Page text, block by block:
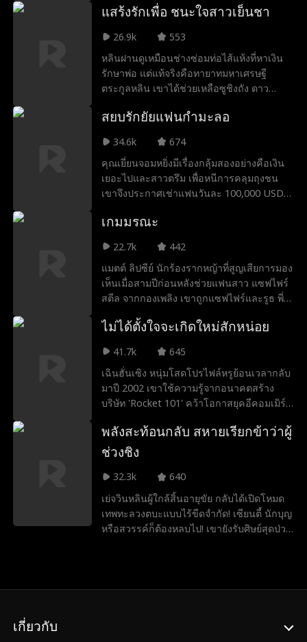
แต่งงานของเพื่อนสนิท Dong เขาตกใจเมื่อ
เลือก Dong เพราะเงิน เชื่อว่า Chen เป็นแค่
คนจน เมื่อเผชิญกับการทรยศจากทั้งเพื่อนและ
คนรัก Guang ตัดสินใจยืนหยัดและแก้แค้นขั้น
สุดยอด
แสร้งรักเพื่อ ชนะใจสาวเย็นชา
26.9k
553
หลินฝานดูเหมือนช่างซ่อมท่อไส้แห้งที่หาเงิน
รักษาพ่อ แต่แท้จริงคือทายาทมหาเศรษฐี
ตระกูลหลิน เขาได้ช่วยเหลือซูชิงถัง ดาว
แกล้งเป็นแฟนกันจนเกิดรักจริง หลินฝานเผย
ทดสอบจากครอบครัวจนผ่านฉลุย สุดท้ายเขา
ขอซูชิงถังแต่งงาน ครองคู่กันอย่างมีความสุข
สยบรักยัยแฟนกำมะลอ
34.6k
674
คุณเยี่ยนจอมหยิ่งมีเรื่องกลุ้มสองอย่างคือเงิน
เยอะไปและสาวตรึม เพื่อหนีการคลุมถุงชน
เขาจึงประกาศเช่าแฟนวันละ 100,000 USD
ราชินีสุดเย็นชาที่ไม่ได้ขัดสนเรื่องเงินให้มา
เยี่ยนลวี่ก็ถูกใช้งานให้ล้างจานทำกับข้าว จน
ค่อยๆ โดนตกและกลายเป็นทาสเมียผู้ซื่อสัตย์
ในที่สุด
เกมมรณะ
22.7k
442
แมตต์ ลิปซีย์ นักร้องรากหญ้าที่สูญเสียการมอง
เห็นเมื่อสามปีก่อนหลังช่วยแฟนสาว แซฟไฟร์
สตีล จากกองเพลิง เขาถูกแซฟไฟร์และรูธ พี่
นีล อาร์โนลด์ ผู้ที่สัญญาว่าจะช่วยเขาเปิดตัว
จากการทรยศนั้น เมื่อได้เกิดใหม่ เขาตั้ง
ปณิธานว่าจะไม่ยอมถูกเอาเปรียบอีก และเริ่ม
ต้นเส้นทางแก้แค้นพร้อมไต่เต้าสู่การเป็นดาว
ดัง
ไม่ได้ตั้งใจจะเกิดใหม่สักหน่อย
41.7k
645
เฉินฮั่นเซิง หนุ่มโสดโปรไฟล์หรูย้อนเวลากลับ
มาปี 2002 เขาใช้ความรู้จากอนาคตสร้าง
บริษัท 'Rocket 101' คว้าโอกาสยุคอีคอมเมิร์ซ
สาวน้อยสมบัติล้ำค่า กับเซียวหรงอวี๋ รักแรกที่
ลืมไม่ลง
พลังสะท้อนกลับ สหายเรียกข้าว่าผู้
ช่วงชิง
32.3k
640
เย่จวินหลินผู้ใกล้สิ้นอายุขัย กลับได้เปิดโหมด
เทพทะลวงตบะแบบไร้ขีดจำกัด! เซียนตี้ นักบุญ
หรือสวรรค์ก็ต้องหลบไป! เขายังรับศิษย์สุดป่วน
จักรวาลตกอยู่ในยุคมืด สรรพสัตว์ต่างเฝ้ารอ
เกี่ยวกับ